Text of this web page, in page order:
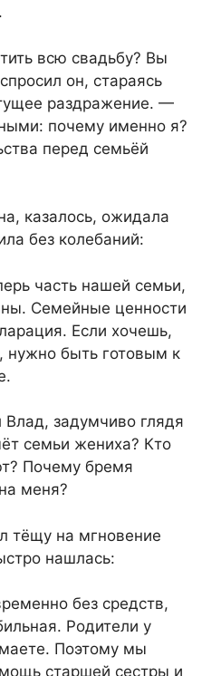
всю свадьбу? Вы
он, стараясь
раздражение. —
почему именно я?
перед семьёй
казалось, ожидала
без колебаний:
часть нашей семьи,
Семейные ценности
Если хочешь,
нужно быть готовым к
задумчиво глядя
семьи жениха? Кто
Почему бремя
меня?
тёщу на мгновение
нашлась:
без средств,
Родители у
Поэтому мы
старшей сестры и